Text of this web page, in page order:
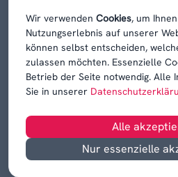
Wir verwenden Cookies, um
Nutzungserlebnis auf unserer
können selbst entscheiden,
zulassen möchten. Essenzielle
Betrieb der Seite notwendig. Alle
Sie in unserer
Alle
Nur essenzielle